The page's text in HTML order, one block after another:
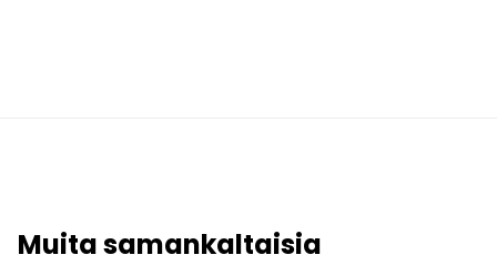
Muita samankaltaisia